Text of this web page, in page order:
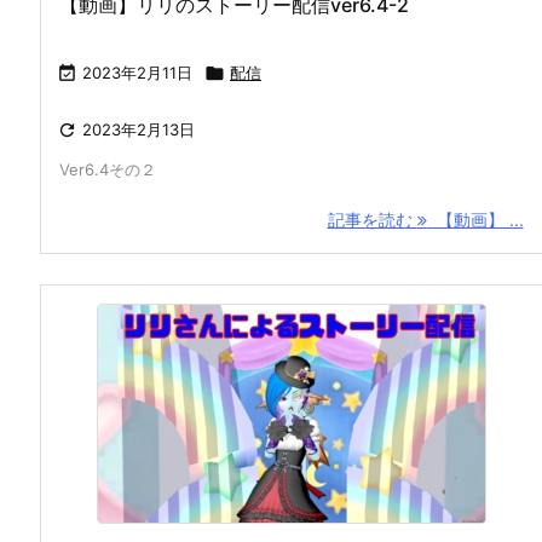
 2023年2月11日  配信
 2023年2月13日
Ver6.4その２
記事を読む 【動画】 ...